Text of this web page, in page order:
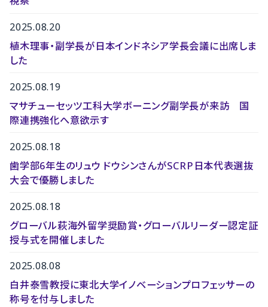
2025.08.20
植木理事・副学長が日本インドネシア学長会議に出席しま
した
2025.08.19
マサチューセッツ工科大学ボーニング副学長が来訪 国
際連携強化へ意欲示す
2025.08.18
歯学部6年生のリュウ ドウシンさんがSCRP日本代表選抜
大会で優勝しました
2025.08.18
グローバル萩海外留学奨励賞・グローバルリーダー認定証
授与式を開催しました
2025.08.08
白井泰雪教授に東北大学イノベーションプロフェッサーの
称号を付与しました